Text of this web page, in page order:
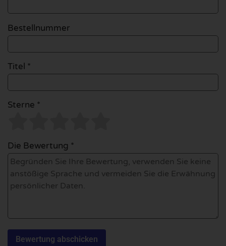
Bestellnummer
Titel *
Sterne *
Die Bewertung *